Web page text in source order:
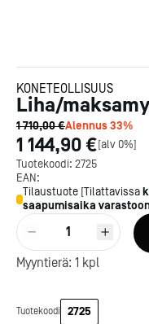
KONETEOLLISUUS
Liha/
1 710,00 €Alennus33%
1 144,90 €[alv 0%]
Tuotekoodi: 2725
EAN:
Tilaustuote [Tilattavissa
saapumisaika
1
Myyntierä: 1 kpl
Tuotekoodi 2725
Kotipizza on vuonna
300 ravintolaa eri
Suomea. Dieta on